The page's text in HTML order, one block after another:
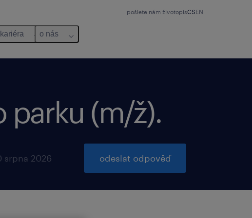
pošlete nám životopisCSEN
o nás
parku (m/ž).
srpna 2026 odeslat odpověď